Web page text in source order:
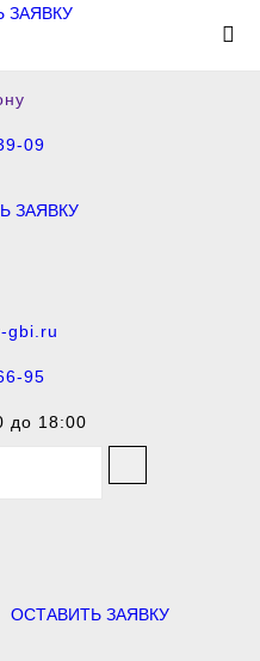
ЗАЯВКУ
09
95
gbi.ru
до 18:00
ЗАЯВКУ
ОСТАВИТЬ ЗАЯВКУ